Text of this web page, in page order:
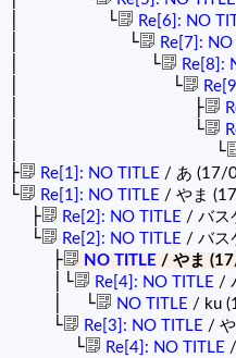
│ └ Re[6]: NO
│ └ Re[7]: NO
│ └ Re[8]:
│ └
│ ├
│ └
│ └
├ Re[1]: NO TITLE / あ (17/
└ Re[1]: NO TITLE / やま
├ Re[2]: NO TITLE / バス
└ Re[2]: NO TITLE / バス
├ NO TITLE / やま
│└ Re[4]: NO TITLE /
│ └ NO TITLE / ku
└ Re[3]: NO TITLE /
└ Re[4]: NO TITLE